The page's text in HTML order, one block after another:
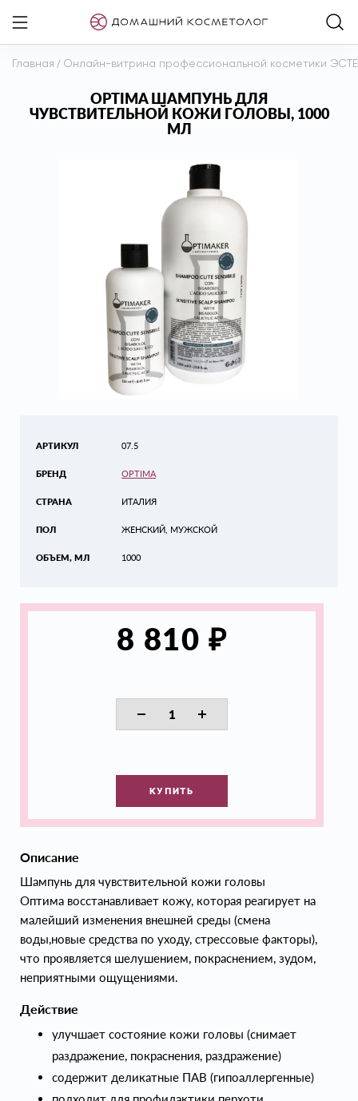
Главная / Онлайн-витрина профессиональной косметики
OPTIMA ШАМПУНЬ ДЛЯ
ЧУВСТВИТЕЛЬНОЙ КОЖИ ГОЛОВЫ, 1000
МЛ
АРТИКУЛ
БРЕНД
СТРАНА
ПОЛ
ОБЪЕМ, МЛ
07.5
OPTIMA
ИТАЛИЯ
ЖЕНСКИЙ, МУЖСКОЙ
1000
8 810 ₽
КУПИТЬ
Описание
Шампунь для чувствительной кожи головы
Оптима восстанавливает кожу, которая реагирует на
малейший изменения внешней среды (смена
воды,новые средства по уходу, стрессовые факторы),
что проявляется шелушением, покраснением, зудом,
неприятными ощущениями.
Действие
улучшает состояние кожи головы (снимает
раздражение, покраснения, раздражение)
содержит деликатные ПАВ (гипоаллергенные)